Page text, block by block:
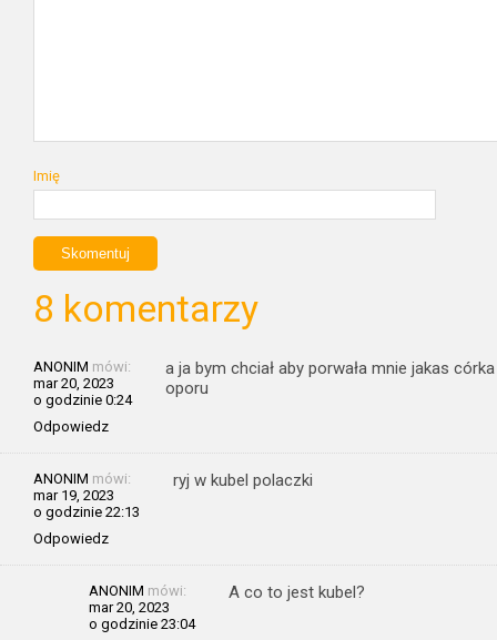
Imię
8 komentarzy
ANONIM mówi:
mar 20, 2023
o godzinie 0:24
Odpowiedz
a ja bym chciał aby porwała mnie jakas
oporu
ANONIM mówi:
mar 19, 2023
o godzinie 22:13
Odpowiedz
ryj w kubel polaczki
ANONIM mówi:
mar 20, 2023
o godzinie 23:04
A co to jest kubel?